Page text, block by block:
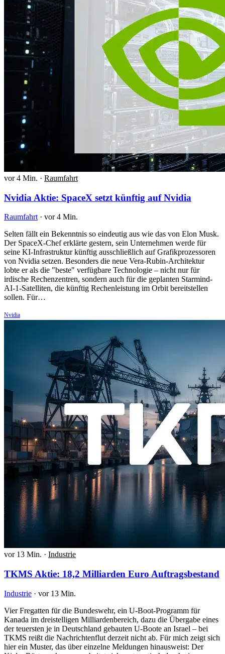
vor 4 Min. · Raumfahrt
Nvidia Aktie: SpaceX setzt künftig auf Nvidia
Raumfahrt · vor 4 Min.
Selten fällt ein Bekenntnis so eindeutig aus wie das von Elon Musk.
Der SpaceX-Chef erklärte gestern, sein Unternehmen werde für
seine KI-Infrastruktur künftig ausschließlich auf Grafikprozessoren
von Nvidia setzen. Besonders die neue Vera-Rubin-Architektur
lobte er als die "beste" verfügbare Technologie – nicht nur für
irdische Rechenzentren, sondern auch für die geplanten Starmind-
AI-1-Satelliten, die künftig Rechenleistung im Orbit bereitstellen
sollen. Für…
Nvidia
vor 13 Min. · Industrie
TKMS Aktie: 18,2 Milliarden Euro Auftragsbestand
Industrie · vor 13 Min.
Vier Fregatten für die Bundeswehr, ein U-Boot-Programm für
Kanada im dreistelligen Milliardenbereich, dazu die Übergabe eines
der teuersten je in Deutschland gebauten U-Boote an Israel – bei
TKMS reißt die Nachrichtenflut derzeit nicht ab. Für mich zeigt sich
hier ein Muster, das über einzelne Meldungen hinausweist: Der